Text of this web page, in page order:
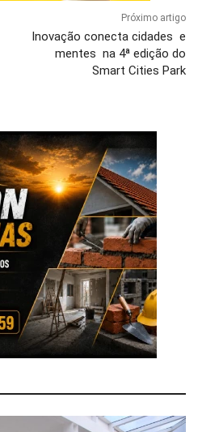
Próximo artigo
Inovação conecta cidades e
mentes na 4ª edição do
Smart Cities Park